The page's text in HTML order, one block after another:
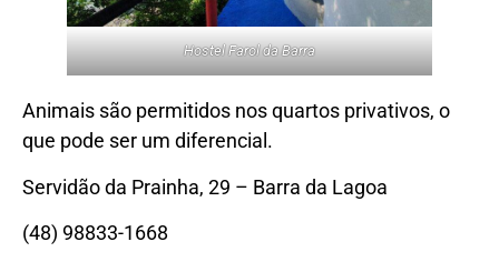
Hostel Farol da Barra
Animais são permitidos nos quartos privativos, o
que pode ser um diferencial.
Servidão da Prainha, 29 – Barra da Lagoa
(48) 98833-1668